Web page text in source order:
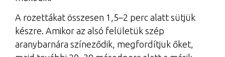
A rozettákat összesen 1,5–2 perc alatt sütjük
készre. Amikor az alsó felületük szép
aranybarnára színeződik, megfordítjuk őket,